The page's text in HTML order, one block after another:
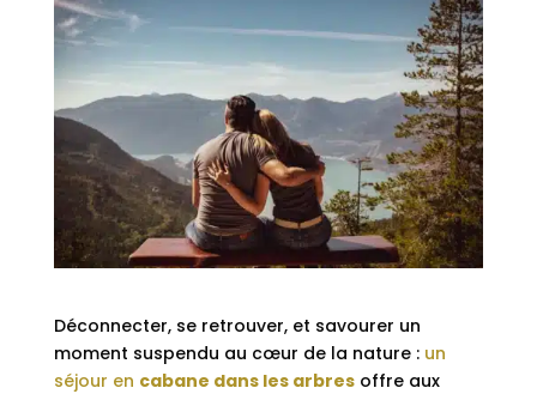
Déconnecter, se retrouver, et savourer un
moment suspendu au cœur de la nature : un
séjour en cabane dans les arbresoffre aux